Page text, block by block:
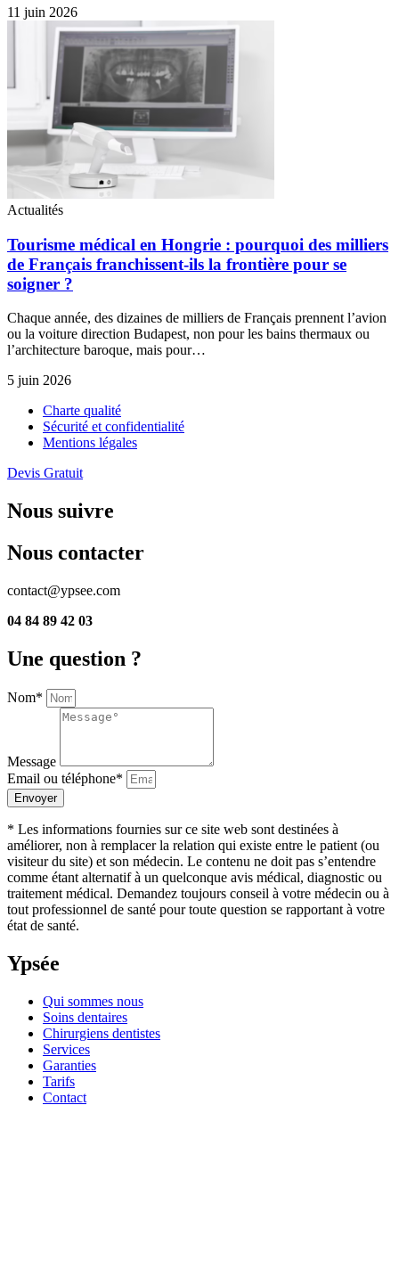
11 juin 2026
Actualités
Tourisme médical en Hongrie : pourquoi des milliers
de Français franchissent-ils la frontière pour se
soigner ?
Chaque année, des dizaines de milliers de Français prennent l’avion
ou la voiture direction Budapest, non pour les bains thermaux ou
l’architecture baroque, mais pour…
5 juin 2026
Charte qualité
Sécurité et confidentialité
Mentions légales
Devis Gratuit
Nous suivre
Nous contacter
contact@ypsee.com
04 84 89 42 03
Une question ?
Nom*
Message
Email ou téléphone*
Envoyer
* Les informations fournies sur ce site web sont destinées à
améliorer, non à remplacer la relation qui existe entre le patient (ou
visiteur du site) et son médecin. Le contenu ne doit pas s’entendre
comme étant alternatif à un quelconque avis médical, diagnostic ou
traitement médical. Demandez toujours conseil à votre médecin ou à
tout professionnel de santé pour toute question se rapportant à votre
état de santé.
Ypsée
Qui sommes nous
Soins dentaires
Chirurgiens dentistes
Services
Garanties
Tarifs
Contact